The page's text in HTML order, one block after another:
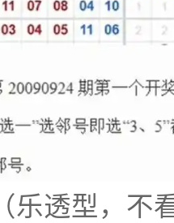
乐透型，不